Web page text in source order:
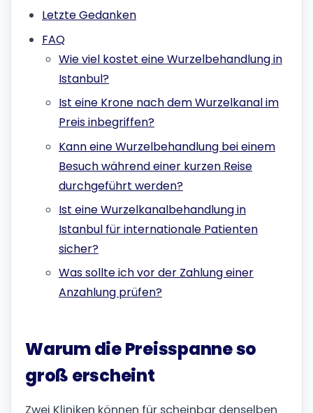
Letzte Gedanken
FAQ
Wie viel kostet eine Wurzelbehandlung in
Istanbul?
Ist eine Krone nach dem Wurzelkanal im
Preis inbegriffen?
Kann eine Wurzelbehandlung bei einem
Besuch während einer kurzen Reise
durchgeführt werden?
Ist eine Wurzelkanalbehandlung in
Istanbul für internationale Patienten
sicher?
Was sollte ich vor der Zahlung einer
Anzahlung prüfen?
Warum die Preisspanne so
groß erscheint
Zwei Kliniken können für scheinbar denselben